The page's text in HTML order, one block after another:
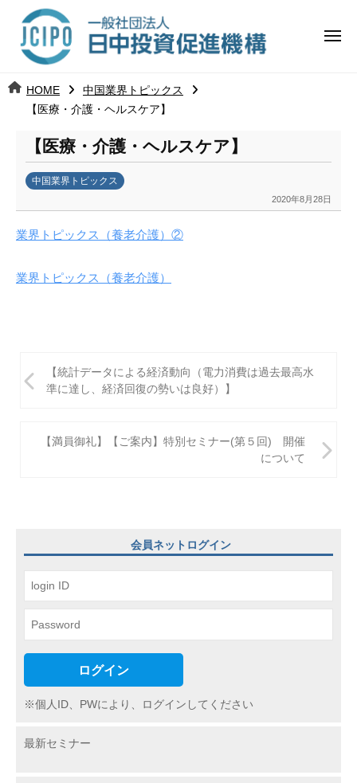
ツ 日
中
投
資
促
機
j
メ
HOME
中国業界トピックス
【医療・介護・ヘルスケア】
【医療・介護・ヘルスケア】
中国業界トピックス
2020年8月28日
k
n
業界トピックス（養老介護）②
業界トピックス（養老介護）
稿
ョ
ン
【統計データによる経済動向（電力消費は過去最高水
準に達し、経済回復の勢いは良好）】
【満員御礼】【ご案内】特別セミナー(第５回) 開催
について
会員ネットログイン
ログイン
※個人ID、PWにより、ログインしてください
最新セミナー
日
中
資
進
機
構